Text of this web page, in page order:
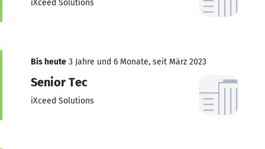
iXceed Solutions
Bis heute 3 Jahre und 6 Monate, seit März 2023
Senior Tec
iXceed Solutions